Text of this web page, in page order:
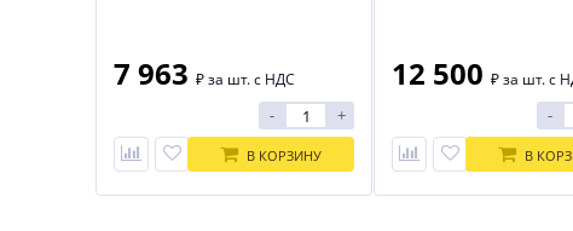
12 500 ₽за шт. с
-
В
7 963 ₽за шт. с НДС
- +
В КОРЗИНУ